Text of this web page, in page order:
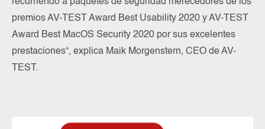
recurriendo a paquetes de seguridad merecedores de los
premios AV-TEST Award Best Usability 2020 y AV-TEST
Award Best MacOS Security 2020 por sus excelentes
prestaciones“, explica Maik Morgenstern, CEO de AV-
TEST.